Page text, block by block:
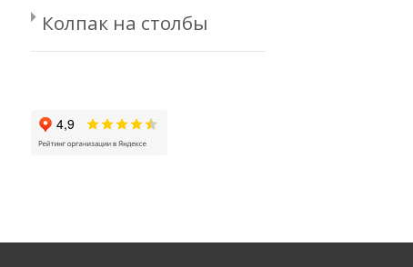
Колпак на столбы